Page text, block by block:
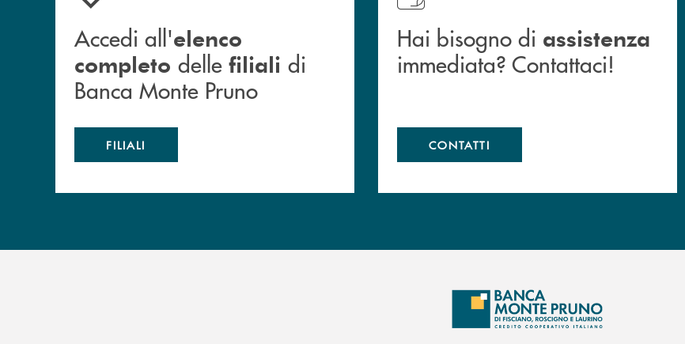
Accedi all'elenco
completo delle filiali di
Banca Monte Pruno
FILIALI
Hai bisogno di assistenza
immediata? Contattaci!
CONTATTI